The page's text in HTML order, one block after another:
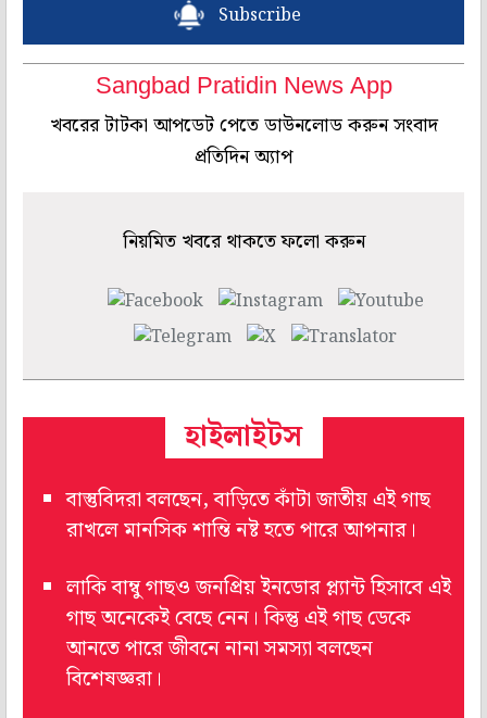
Subscribe
Sangbad Pratidin News App
খবরের টাটকা আপডেট পেতে ডাউনলোড করুন সংবাদ
প্রতিদিন অ্যাপ
নিয়মিত খবরে থাকতে ফলো করুন
হাইলাইটস
বাস্তুবিদরা বলছেন, বাড়িতে কাঁটা জাতীয় এই গাছ
রাখলে মানসিক শান্তি নষ্ট হতে পারে আপনার।
লাকি বাম্বু গাছও জনপ্রিয় ইনডোর প্ল্যান্ট হিসাবে এই
গাছ অনেকেই বেছে নেন। কিন্তু এই গাছ ডেকে
আনতে পারে জীবনে নানা সমস্যা বলছেন
বিশেষজ্ঞরা।